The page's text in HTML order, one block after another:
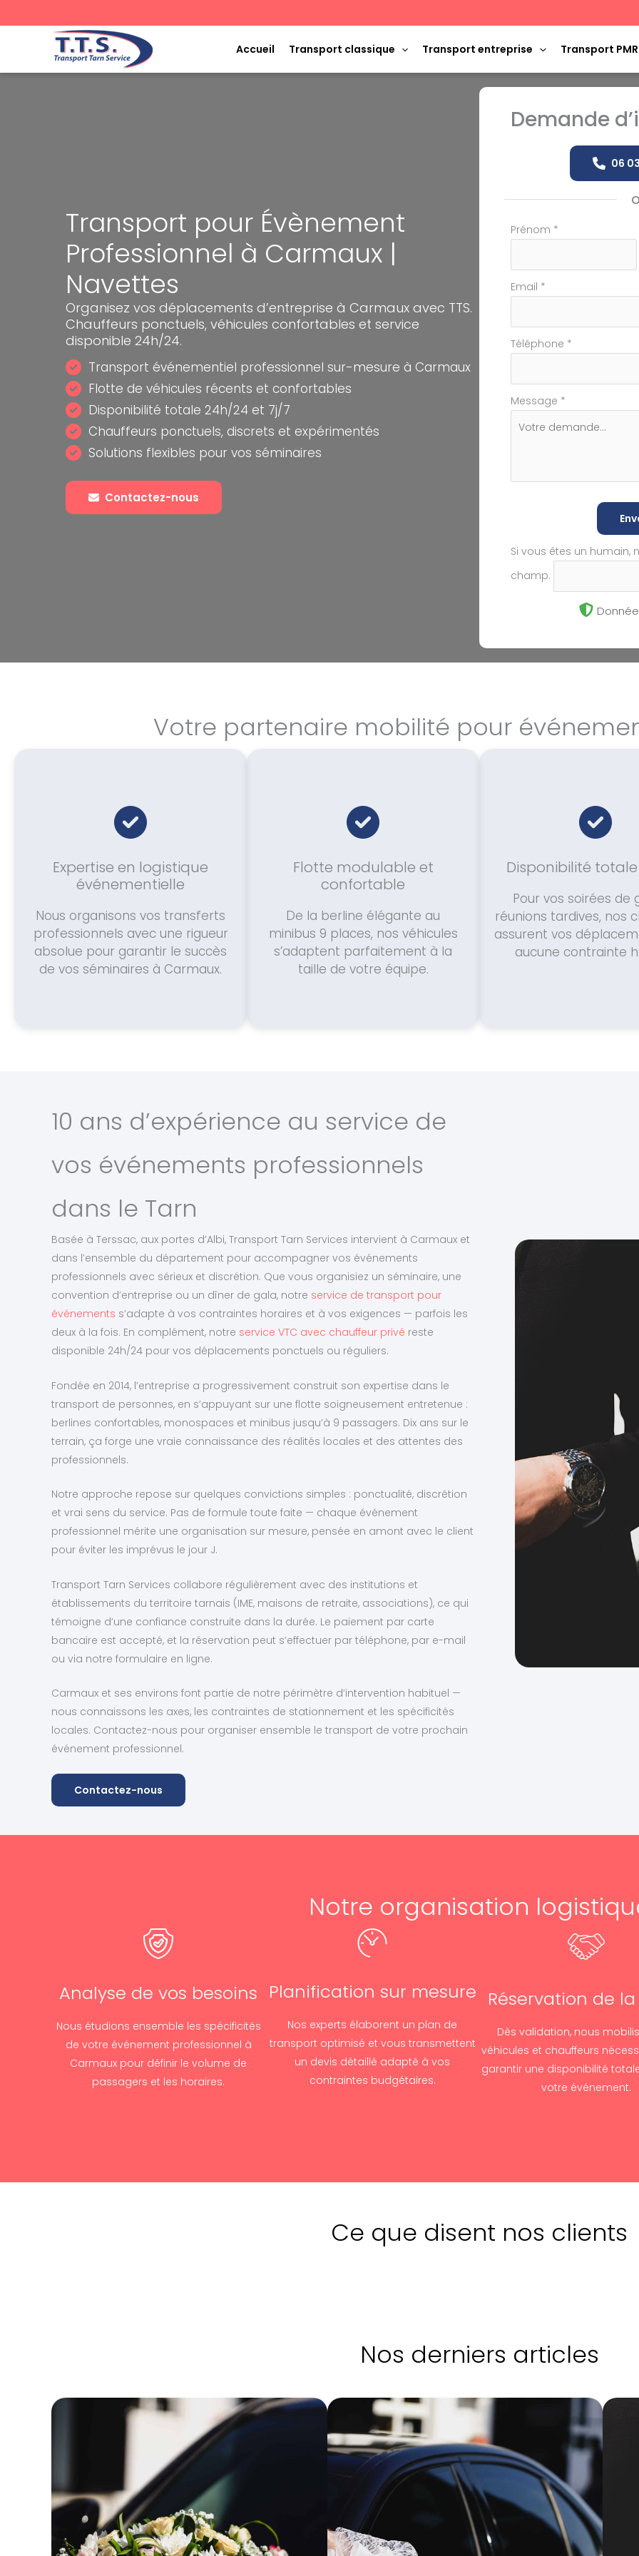
au
Accueil Transport classique Transport entreprise Transport PMR
Transport pour Évènement
Professionnel à Carmaux |
Navettes
Organisez vos déplacements d’entreprise à Carmaux avec TTS.
Chauffeurs ponctuels, véhicules confortables et service
disponible 24h/24.
Transport événementiel professionnel sur-mesure à Carmaux
Flotte de véhicules récents et confortables
Disponibilité totale 24h/24 et 7j/7
Chauffeurs ponctuels, discrets et expérimentés
Solutions flexibles pour vos séminaires
Contactez-nous
Demande
06
Formulaire
téléphone
Prénom *
Email *
Téléphone *
Message *
Si vous êtes un humain,
champ.
Votre partenaire mobilité pour
Expertise en logistique
événementielle
Nous organisons vos transferts
professionnels avec une rigueur
absolue pour garantir le succès
de vos séminaires à Carmaux.
Flotte modulable et
confortable
De la berline élégante au
minibus 9 places, nos véhicules
s’adaptent parfaitement à la
taille de votre équipe.
Disponibilité
Pour vos soirées de
réunions tardives, nos
assurent vos
aucune contrainte
10 ans d’expérience au service de
vos événements professionnels
dans le Tarn
Basée à Terssac, aux portes d’Albi, Transport Tarn Services intervient à Carmaux et
dans l’ensemble du département pour accompagner vos événements
professionnels avec sérieux et discrétion. Que vous organisiez un séminaire, une
convention d’entreprise ou un dîner de gala, notre service de transport pour
événements s’adapte à vos contraintes horaires et à vos exigences — parfois les
deux à la fois. En complément, notre service VTC avec chauffeur privé reste
disponible 24h/24 pour vos déplacements ponctuels ou réguliers.
Fondée en 2014, l’entreprise a progressivement construit son expertise dans le
transport de personnes, en s’appuyant sur une flotte soigneusement entretenue :
berlines confortables, monospaces et minibus jusqu’à 9 passagers. Dix ans sur le
terrain, ça forge une vraie connaissance des réalités locales et des attentes des
professionnels.
Notre approche repose sur quelques convictions simples : ponctualité, discrétion
et vrai sens du service. Pas de formule toute faite — chaque événement
professionnel mérite une organisation sur mesure, pensée en amont avec le client
pour éviter les imprévus le jour J.
Transport Tarn Services collabore régulièrement avec des institutions et
établissements du territoire tarnais (IME, maisons de retraite, associations), ce qui
témoigne d’une confiance construite dans la durée. Le paiement par carte
bancaire est accepté, et la réservation peut s’effectuer par téléphone, par e-mail
ou via notre formulaire en ligne.
Carmaux et ses environs font partie de notre périmètre d’intervention habituel —
nous connaissons les axes, les contraintes de stationnement et les spécificités
locales. Contactez-nous pour organiser ensemble le transport de votre prochain
événement professionnel.
Contactez-nous
Notre organisation
Analyse de vos besoins
Nous étudions ensemble les spécificités
de votre événement professionnel à
Carmaux pour définir le volume de
passagers et les horaires.
Planification sur mesure
Nos experts élaborent un plan de
transport optimisé et vous transmettent
un devis détaillé adapté à vos
contraintes budgétaires.
Réservation de
Dès validation, nous
véhicules et chauffeurs
garantir une disponibilité
votre événement.
Ce que disent nos clients
Nos derniers articles